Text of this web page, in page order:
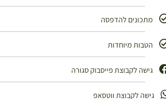
מתכונים להדפסה
הטבות מיוחדות
גישה לקבוצת פייסבוק סגורה
גישה לקבוצת ווטסאפ